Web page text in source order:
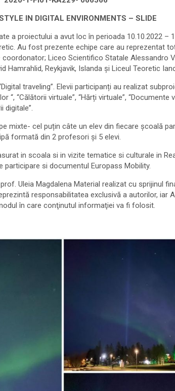
IN DIGITAL ENVIRONMENTS – SLIDE
a proiectului a avut loc în perioada 10.10.2022 –
Au fost prezente echipe care au reprezentat
coordonator; Liceo Scientifico Statale Alessandro
Hamrahlid, Reykjavik, Islanda și Liceul Teoretic
traveling”. Elevii participanți au realizat
“, “Călătorii virtuale”, “Hărți virtuale”,
digitale”.
mixte- cel puțin câte un elev din fiecare școală
formată din 2 profesori și 5 elevi.
in scoala si in vizite tematice si culturale in
participare si documentul Europass Mobility.
Uleia Magdalena Material realizat cu sprijinul
responsabilitatea exclusivă a autorilor, iar
în care conţinutul informaţiei va fi folosit.